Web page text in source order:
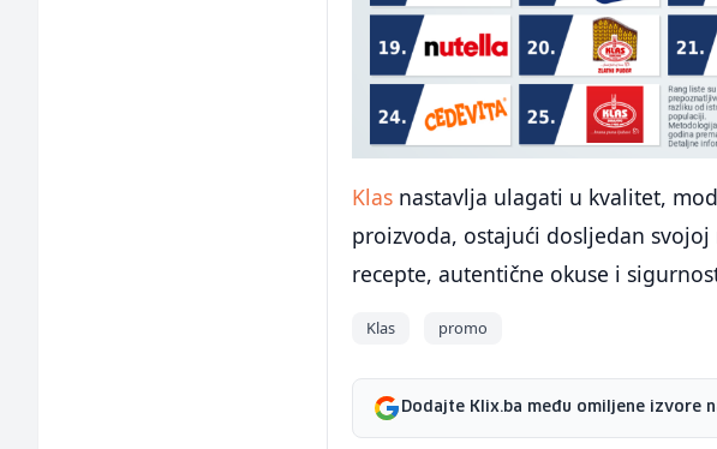
Klas nastavlja ulagati u kvalitet,
proizvoda, ostajući dosljedan
recepte, autentične okuse i
Klas promo
Dodajte Klix.ba među omiljene izvore